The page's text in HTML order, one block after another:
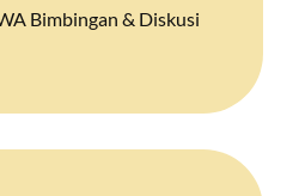
Bimbingan & Diskusi